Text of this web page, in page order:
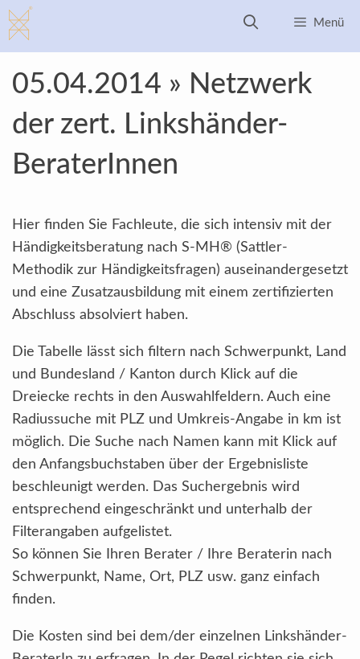
Zum
Inhalt
springen
Menü
05.04.2014 » Netzwerk
der zert. Linkshänder-
BeraterInnen
Hier finden Sie Fachleute, die sich intensiv mit der
Händigkeitsberatung nach S-MH® (Sattler-
Methodik zur Händigkeitsfragen) auseinandergesetzt
und eine Zusatzausbildung mit einem zertifizierten
Abschluss absolviert haben.
Die Tabelle lässt sich filtern nach Schwerpunkt, Land
und Bundesland / Kanton durch Klick auf die
Dreiecke rechts in den Auswahlfeldern. Auch eine
Radiussuche mit PLZ und Umkreis-Angabe in km ist
möglich. Die Suche nach Namen kann mit Klick auf
den Anfangsbuchstaben über der Ergebnisliste
beschleunigt werden. Das Suchergebnis wird
entsprechend eingeschränkt und unterhalb der
Filterangaben aufgelistet.
So können Sie Ihren Berater / Ihre Beraterin nach
Schwerpunkt, Name, Ort, PLZ usw. ganz einfach
finden.
Die Kosten sind bei dem/der einzelnen Linkshänder-